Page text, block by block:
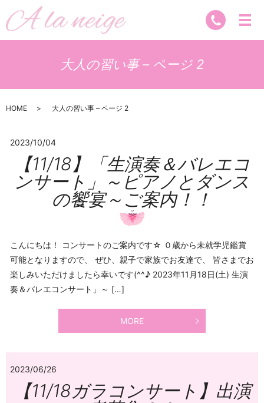
大人の習い事 – ページ 2
HOME 大人の習い事 – ページ 2
2023/10/04
【11/18】「生演奏＆バレエコ
ンサート」～ピアノとダンス
の饗宴～ご案内！！
こんにちは！ コンサートのご案内です☆ ０歳から未就学児鑑賞
可能となりますので、 ぜひ、親子で家族でお友達で、 皆さまでお
楽しみいただけましたら幸いです(^^♪ 2023年11月18日(土) 生演
奏＆バレエコンサート」～ […]
MORE
2023/06/26
【11/18ガラコンサート】出演